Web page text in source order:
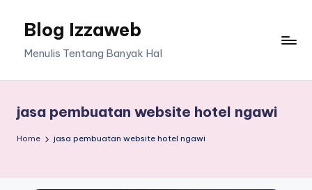
Blog Izzaweb
Menulis Tentang Banyak Hal
jasa pembuatan website hotel ngawi
Home jasa pembuatan website hotel ngawi